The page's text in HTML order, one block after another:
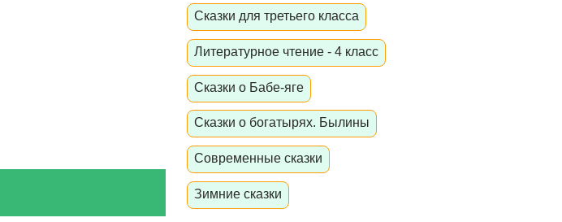
Сказки для третьего класса
Литературное чтение - 4 класс
Сказки о Бабе-яге
Сказки о богатырях. Былины
Современные сказки
Зимние сказки